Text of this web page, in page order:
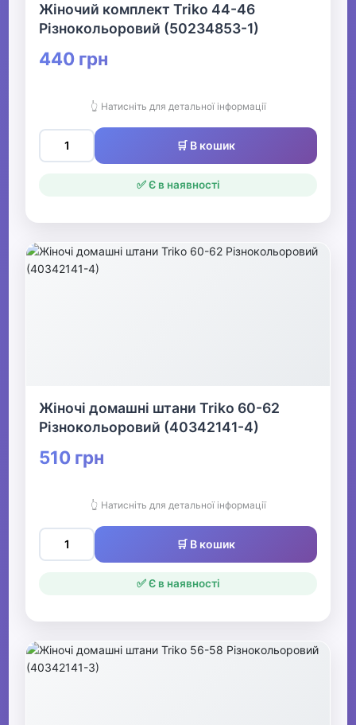
Жіночий комплект Triko 44-46
Різнокольоровий (50234853-1)
440 грн
👆 Натисніть для детальної інформації
🛒 В кошик
✅ Є в наявності
Жіночі домашні штани Triko 60-62
Різнокольоровий (40342141-4)
510 грн
👆 Натисніть для детальної інформації
🛒 В кошик
✅ Є в наявності